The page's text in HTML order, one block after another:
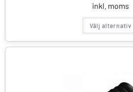
inkl. moms
Välj alternativ